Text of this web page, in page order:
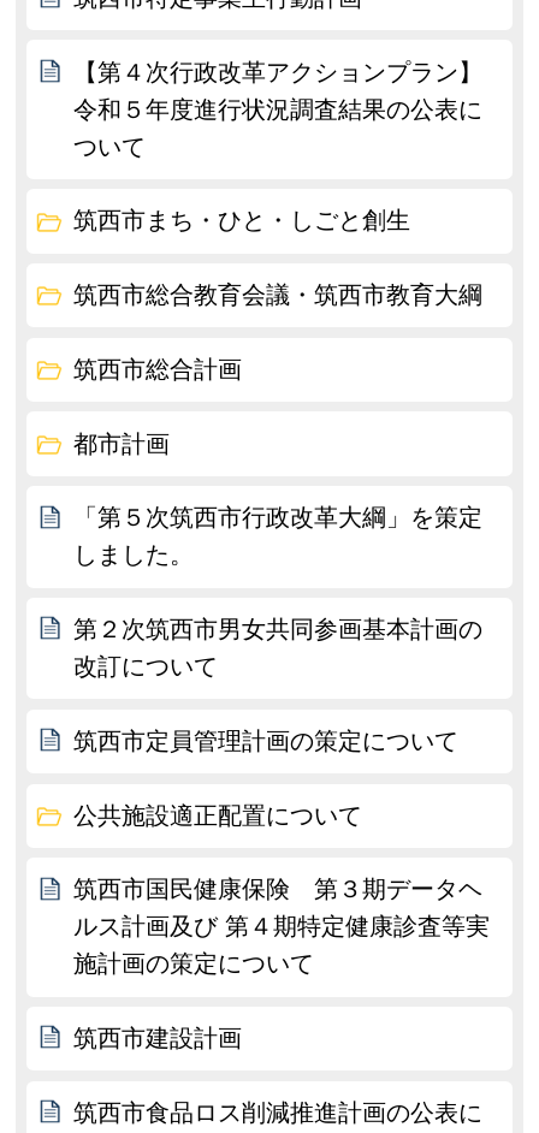
【第４次行政改革アクションプラン】
令和５年度進行状況調査結果の公表に
ついて
筑西市まち・ひと・しごと創生
筑西市総合教育会議・筑西市教育大綱
筑西市総合計画
都市計画
「第５次筑西市行政改革大綱」を策定
しました。
第２次筑西市男女共同参画基本計画の
改訂について
筑西市定員管理計画の策定について
公共施設適正配置について
筑西市国民健康保険 第３期データヘ
ルス計画及び 第４期特定健康診査等実
施計画の策定について
筑西市建設計画
筑西市食品ロス削減推進計画の公表に